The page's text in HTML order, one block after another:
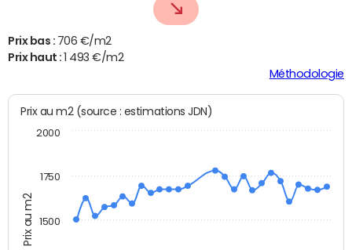
Prix bas : 706 €/m2
Prix haut :
1 493 €/m2
Méthodologie
Prix au m2
Prix au m2 (source : estimations JDN)
1500
1750
2000